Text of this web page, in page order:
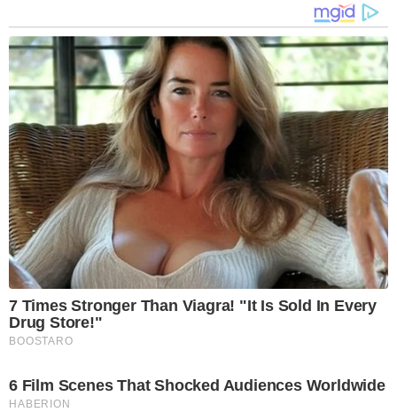
7 Times Stronger Than Viagra! "It Is Sold In Every
Drug Store!"
BOOSTARO
6 Film Scenes That Shocked Audiences Worldwide
HABERION